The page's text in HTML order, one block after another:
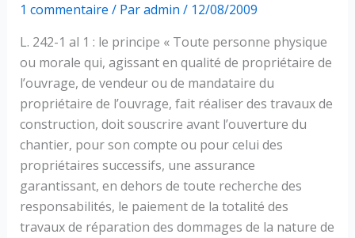
1 commentaire / Paradmin / 12/08/2009
L. 242-1 al 1 : le principe « Toute personne physique
ou morale qui, agissant en qualité de propriétaire de
l’ouvrage, de vendeur ou de mandataire du
propriétaire de l’ouvrage, fait réaliser des travaux de
construction, doit souscrire avant l’ouverture du
chantier, pour son compte ou pour celui des
propriétaires successifs, une assurance
garantissant, en dehors de toute recherche des
responsabilités, le paiement de la totalité des
travaux de réparation des dommages de la nature de